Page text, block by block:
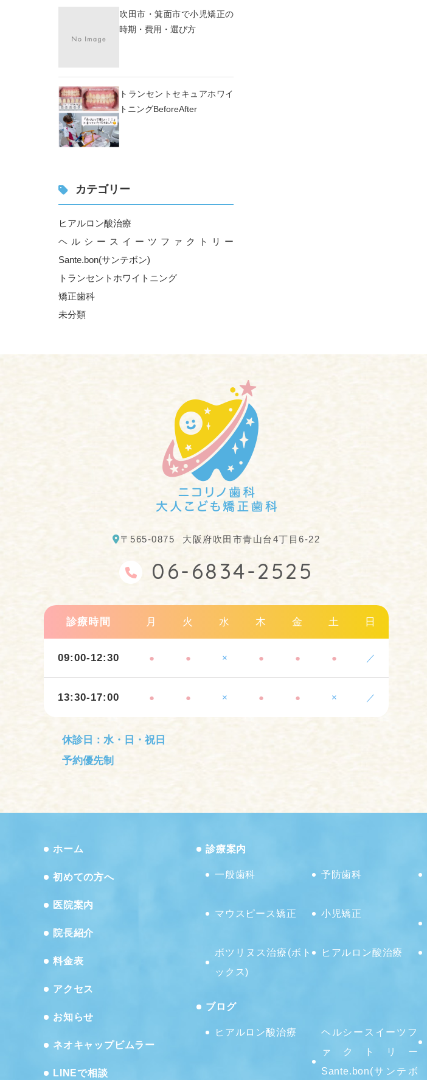
吹田市・箕面市で小児矯正の
時期・費用・選び方
トランセントセキュアホワイ
トニングBeforeAfter
カテゴリー
ヒアルロン酸治療
ヘルシースイーツファクトリー
Sante.bon(サンテボン)
トランセントホワイトニング
矯正歯科
未分類
〒565-0875 大阪府吹田市青山台4丁目6-22
06-6834-2525
診療時間 月 火 水 木 金 土 日
09:00-12:30 ● ● × ● ● ● ／
13:30-17:00 ● ● × ● ● × ／
休診日：水・日・祝日
予約優先制
ホーム
初めての方へ
医院案内
院長紹介
料金表
アクセス
お知らせ
ネオキャップビムラー
LINEで相談
診療案内
一般歯科 予防歯科
マウスピース矯正 小児矯正
ボツリヌス治療(ボト
ックス)
ヒアルロン酸治療
ブログ
ヒアルロン酸治療
ヘルシースイーツフ
ァクトリー
Sante.bon(サンテボ